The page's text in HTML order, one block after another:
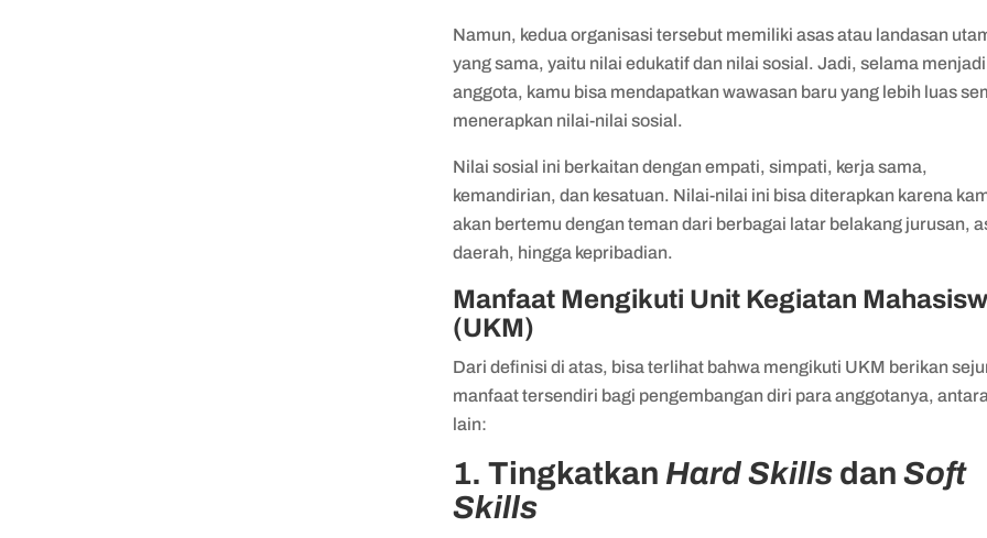
Namun, kedua organisasi tersebut memiliki asas atau landasan
yang sama, yaitu nilai edukatif dan nilai sosial. Jadi, selama menjadi
anggota, kamu bisa mendapatkan wawasan baru yang lebih luas
menerapkan nilai-nilai sosial.
Nilai sosial ini berkaitan dengan empati, simpati, kerja sama,
kemandirian, dan kesatuan. Nilai-nilai ini bisa diterapkan karena
akan bertemu dengan teman dari berbagai latar belakang jurusan,
daerah, hingga kepribadian.
Manfaat Mengikuti Unit Kegiatan
(UKM)
Dari definisi di atas, bisa terlihat bahwa mengikuti UKM berikan
manfaat tersendiri bagi pengembangan diri para anggotanya, antara
lain:
1. Tingkatkan Hard Skills danSoft
Skills